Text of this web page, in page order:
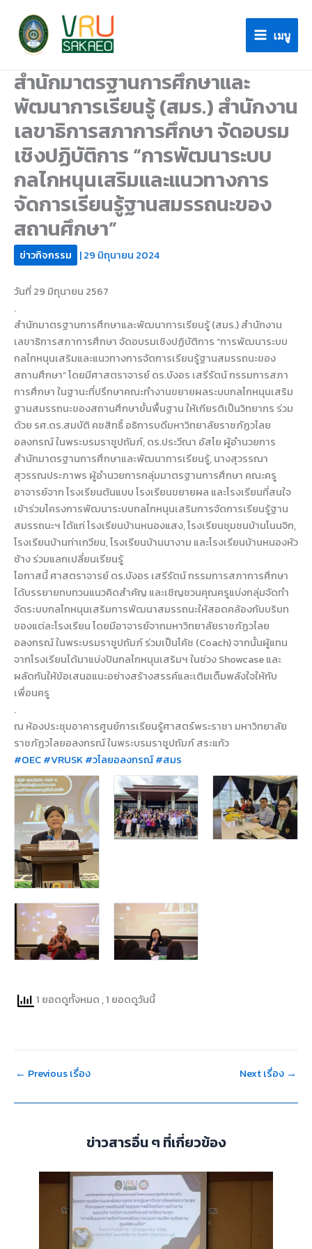
content
เมนู
สำนักมาตรฐานการศึกษาและ
พัฒนาการเรียนรู้ (สมร.) สำนักงาน
เลขาธิการสภาการศึกษา จัดอบรม
เชิงปฏิบัติการ “การพัฒนาระบบ
กลไกหนุนเสริมและแนวทางการ
จัดการเรียนรู้ฐานสมรรถนะของ
สถานศึกษา”
ข่าวกิจกรรม |29 มิถุนายน 2024
วันที่ 29 มิถุนายน 2567
.
สำนักมาตรฐานการศึกษาและพัฒนาการเรียนรู้ (สมร.) สำนักงาน
เลขาธิการสภาการศึกษา จัดอบรมเชิงปฏิบัติการ “การพัฒนาระบบ
กลไกหนุนเสริมและแนวทางการจัดการเรียนรู้ฐานสมรรถนะของ
สถานศึกษา” โดยมีศาสตราจารย์ ดร.บังอร เสรีรัตน์ กรรมการสภา
การศึกษา ในฐานะที่ปรึกษาคณะทำงานขยายผลระบบกลไกหนุนเสริม
ฐานสมรรถนะของสถานศึกษาขั้นพื้นฐาน ให้เกียรติเป็นวิทยากร ร่วม
ด้วย รศ.ดร.สมบัติ คชสิทธิ์ อธิการบดีมหาวิทยาลัยราชภัฏวไลย
อลงกรณ์ ในพระบรมราชูปถัมภ์, ดร.ประวีณา อัสโย ผู้อำนวยการ
สำนักมาตรฐานการศึกษาและพัฒนาการเรียนรู้, นางสุวรรณา
สุวรรณประภาพร ผู้อำนวยการกลุ่มมาตรฐานการศึกษา คณะครู
อาจารย์จาก โรงเรียนต้นแบบ โรงเรียนขยายผล และโรงเรียนที่สนใจ
เข้าร่วมโครงการพัฒนาระบบกลไกหนุนเสริมการจัดการเรียนรู้ฐาน
สมรรถนะฯ ได้แก่ โรงเรียนบ้านหนองแสง, โรงเรียนชุมชนบ้านโนนจิก,
โรงเรียนบ้านท่าเกวียน, โรงเรียนบ้านนางาม และโรงเรียนบ้านหนองหัว
ช้าง ร่วมแลกเปลี่ยนเรียนรู้
โอกาสนี้ ศาสตราจารย์ ดร.บังอร เสรีรัตน์ กรรมการสภาการศึกษา
ได้บรรยายทบทวนแนวคิดสำคัญ และเชิญชวนคุณครูแบ่งกลุ่มจัดทำ
จัดระบบกลไกหนุนเสริมการพัฒนาสมรรถนะให้สอดคล้องกับบริบท
ของแต่ละโรงเรียน โดยมีอาจารย์จากมหาวิทยาลัยราชภัฏวไลย
อลงกรณ์ ในพระบรมราชูปถัมภ์ ร่วมเป็นโค้ช (Coach) จากนั้นผู้แทน
จากโรงเรียนได้มาแบ่งปันกลไกหนุนเสริมฯ ในช่วง Showcase และ
ผลัดกันให้ข้อเสนอแนะอย่างสร้างสรรค์และเติมเต็มพลังใจให้กับ
เพื่อนครู
.
ณ ห้องประชุมอาคารศูนย์การเรียนรู้ศาสตร์พระราชา มหาวิทยาลัย
ราชภัฏวไลยอลงกรณ์ ในพระบรมราชูปถัมภ์ สระแก้ว
#OEC#VRUSK#วไลยอลงกรณ์#สมร
1 ยอดดูทั้งหมด , 1 ยอดดูวันนี้
← Previous เรื่อง Next เรื่อง →
ข่าวสารอื่น ๆ ที่เกี่ยวข้อง